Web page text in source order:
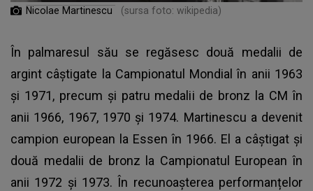
Nicolae Martinescu (sursa foto: wikipedia)
În palmaresul său se regăsesc două medalii de
argint câștigate la Campionatul Mondial în anii 1963
și 1971, precum și patru medalii de bronz la CM în
anii 1966, 1967, 1970 și 1974. Martinescu a devenit
campion european la Essen în 1966. El a câștigat și
două medalii de bronz la Campionatul European în
anii 1972 și 1973. În recunoașterea performanțelor